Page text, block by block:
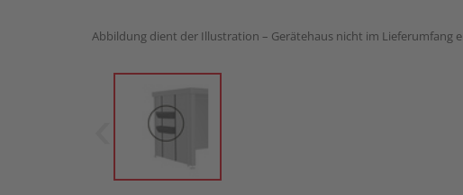
Abbildung dient der Illustration – Gerätehaus nicht im Lieferumfang